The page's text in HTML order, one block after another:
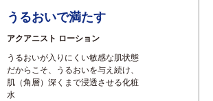
うるおいで満たす
アクアニスト ローション
うるおいが入りにくい敏感な肌状態
だからこそ、うるおいを与え続け、
肌（角層）深くまで浸透させる化粧
水